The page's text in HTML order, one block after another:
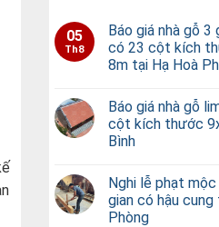
05
Th8
Báo giá nhà gỗ 3
có 23 cột kích
8m tại Hạ Hoà
Báo giá nhà gỗ
cột kích thước
Bình
Nghi lễ phạt mộc
gian có hậu cung
Phòng